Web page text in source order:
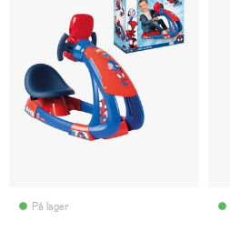
På lager